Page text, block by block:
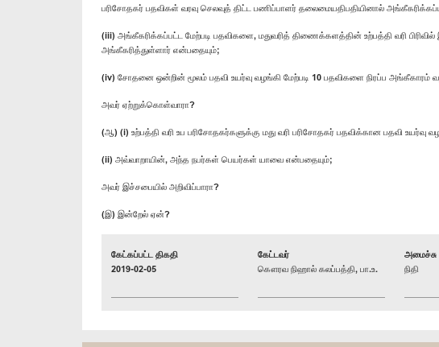
பரிசோதகர் பதவிகள் வரவு செலவுத் திட்ட பணிப்பாளர் தலைமையதிபதியினால்
(iii) அங்கீகரிக்கப்பட்ட மேற்படி பதவிகளை, மதுவரித் திணைக்களத்தின் உற்பத்தி வரி
அங்கீகரித்துள்ளார் என்பதையும்;
(iv) சோதனை ஒன்றின் மூலம் பதவி உயர்வு வழங்கி மேற்படி 10 பதவிகளை நிரப்ப அங்கீகாரம்
அவர் ஏற்றுக்கொள்வாரா?
(ஆ) (i) உற்பத்தி வரி உப பரிசோதகர்களுக்கு மது வரி பரிசோதகர் பதவிக்கான பதவி
(ii) அவ்வாறாயின், அந்த நபர்கள் பெயர்கள் யாவை என்பதையும்;
அவர் இச்சபையில் அறிவிப்பாரா?
(இ) இன்றேல் ஏன்?
கேட்கப்பட்ட திகதி
2019-02-05
கேட்டவர்
கௌரவ நிஹால் கலப்பத்தி, பா.உ.
அமைச்சு
நிதி